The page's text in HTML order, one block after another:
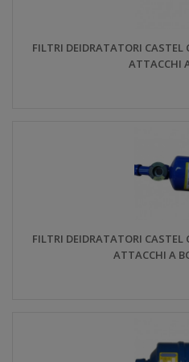
FILTRI DEIDRATATORI
ATTACCHI
FILTRI DEIDRATATORI
ATTACCHI A